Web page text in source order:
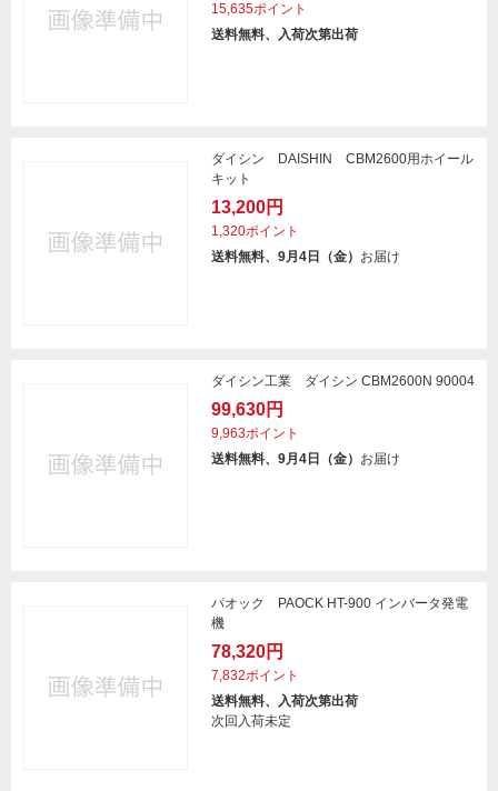
15,635ポイント
送料無料、入荷次第出荷
ダイシン DAISHIN CBM2600用ホイール
キット
13,200円
1,320ポイント
送料無料、9月4日（金） お届け
ダイシン工業 ダイシン CBM2600N 90004
99,630円
9,963ポイント
送料無料、9月4日（金） お届け
パオック PAOCK HT-900 インバータ発電
機
78,320円
7,832ポイント
送料無料、入荷次第出荷
次回入荷未定